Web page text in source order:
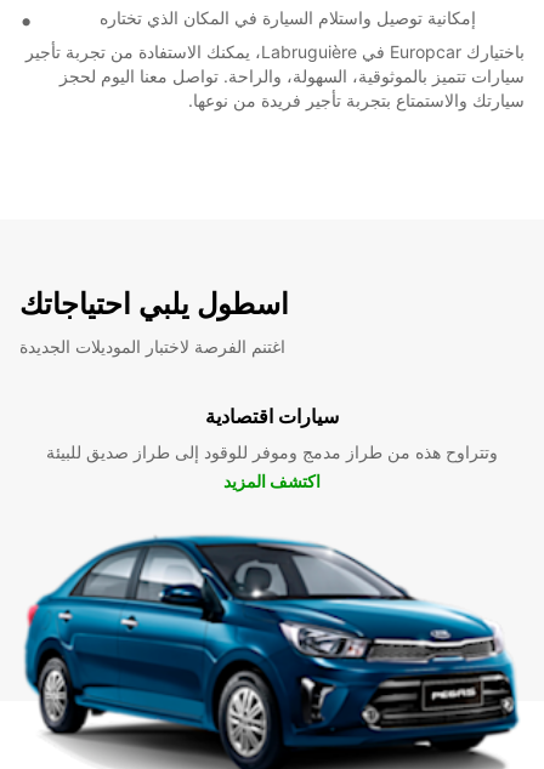
إمكانية توصيل واستلام السيارة في المكان الذي تختاره
باختيارك Europcar في Labruguière، يمكنك الاستفادة من تجربة تأجير
سيارات تتميز بالموثوقية، السهولة، والراحة. تواصل معنا اليوم لحجز
سيارتك والاستمتاع بتجربة تأجير فريدة من نوعها.
اسطول يلبي احتياجاتك
اغتنم الفرصة لاختبار الموديلات الجديدة
سيارات اقتصادية
وتتراوح هذه من طراز مدمج وموفر للوقود إلى طراز صديق للبيئة
اكتشف المزيد